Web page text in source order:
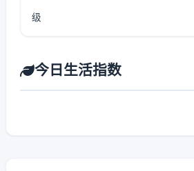
级
今日生活指数